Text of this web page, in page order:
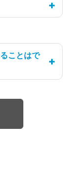
ことはで